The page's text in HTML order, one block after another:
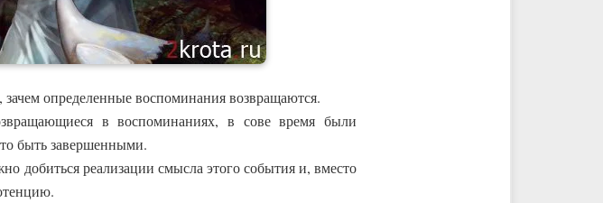
определенные воспоминания возвращаются.
в воспоминаниях, в сове время были
быть завершенными.
добиться реализации смысла этого события и, вместо